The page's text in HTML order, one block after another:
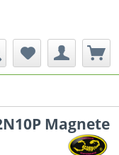
Magnete